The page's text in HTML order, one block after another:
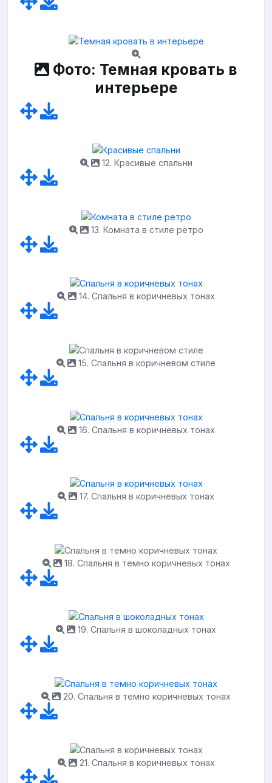
Фото: Темная кровать в
интерьере
12. Красивые спальни
13. Комната в стиле ретро
14. Спальня в коричневых тонах
15. Спальня в коричневом стиле
16. Спальня в коричневых тонах
17. Спальня в коричневых тонах
18. Спальня в темно коричневых тонах
19. Спальня в шоколадных тонах
20. Спальня в темно коричневых тонах
21. Спальня в коричневых тонах